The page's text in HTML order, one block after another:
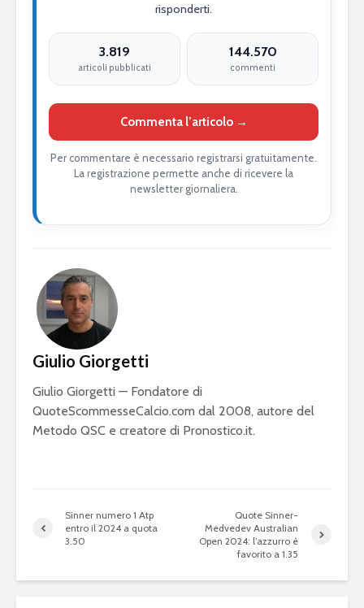
risponderti.
3.819
articoli pubblicati
144.570
commenti
Commenta l’articolo →
Per commentare è necessario registrarsi gratuitamente.
La registrazione permette anche di ricevere la
newsletter giornaliera.
Giulio Giorgetti
Giulio Giorgetti — Fondatore di
QuoteScommesseCalcio.com dal 2008, autore del
Metodo QSC e creatore di Pronostico.it.
Sinner numero 1 Atp
entro il 2024 a quota
3.50
Quote Sinner-
Medvedev Australian
Open 2024: l’azzurro è
favorito a 1.35